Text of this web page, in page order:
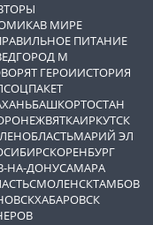
В МИРЕ
ПИТАНИЕ
ГОРОД М
ГЕРОИИСТОРИЯ
СОЦПАКЕТ
БАШКОРТОСТАН
ВЯТКАИРКУТСК
ЛЕНОБЛАСТЬМАРИЙ ЭЛ
ОРЕНБУРГ
НА-ДОНУСАМАРА
СМОЛЕНСКТАМБОВ
ХАБАРОВСК